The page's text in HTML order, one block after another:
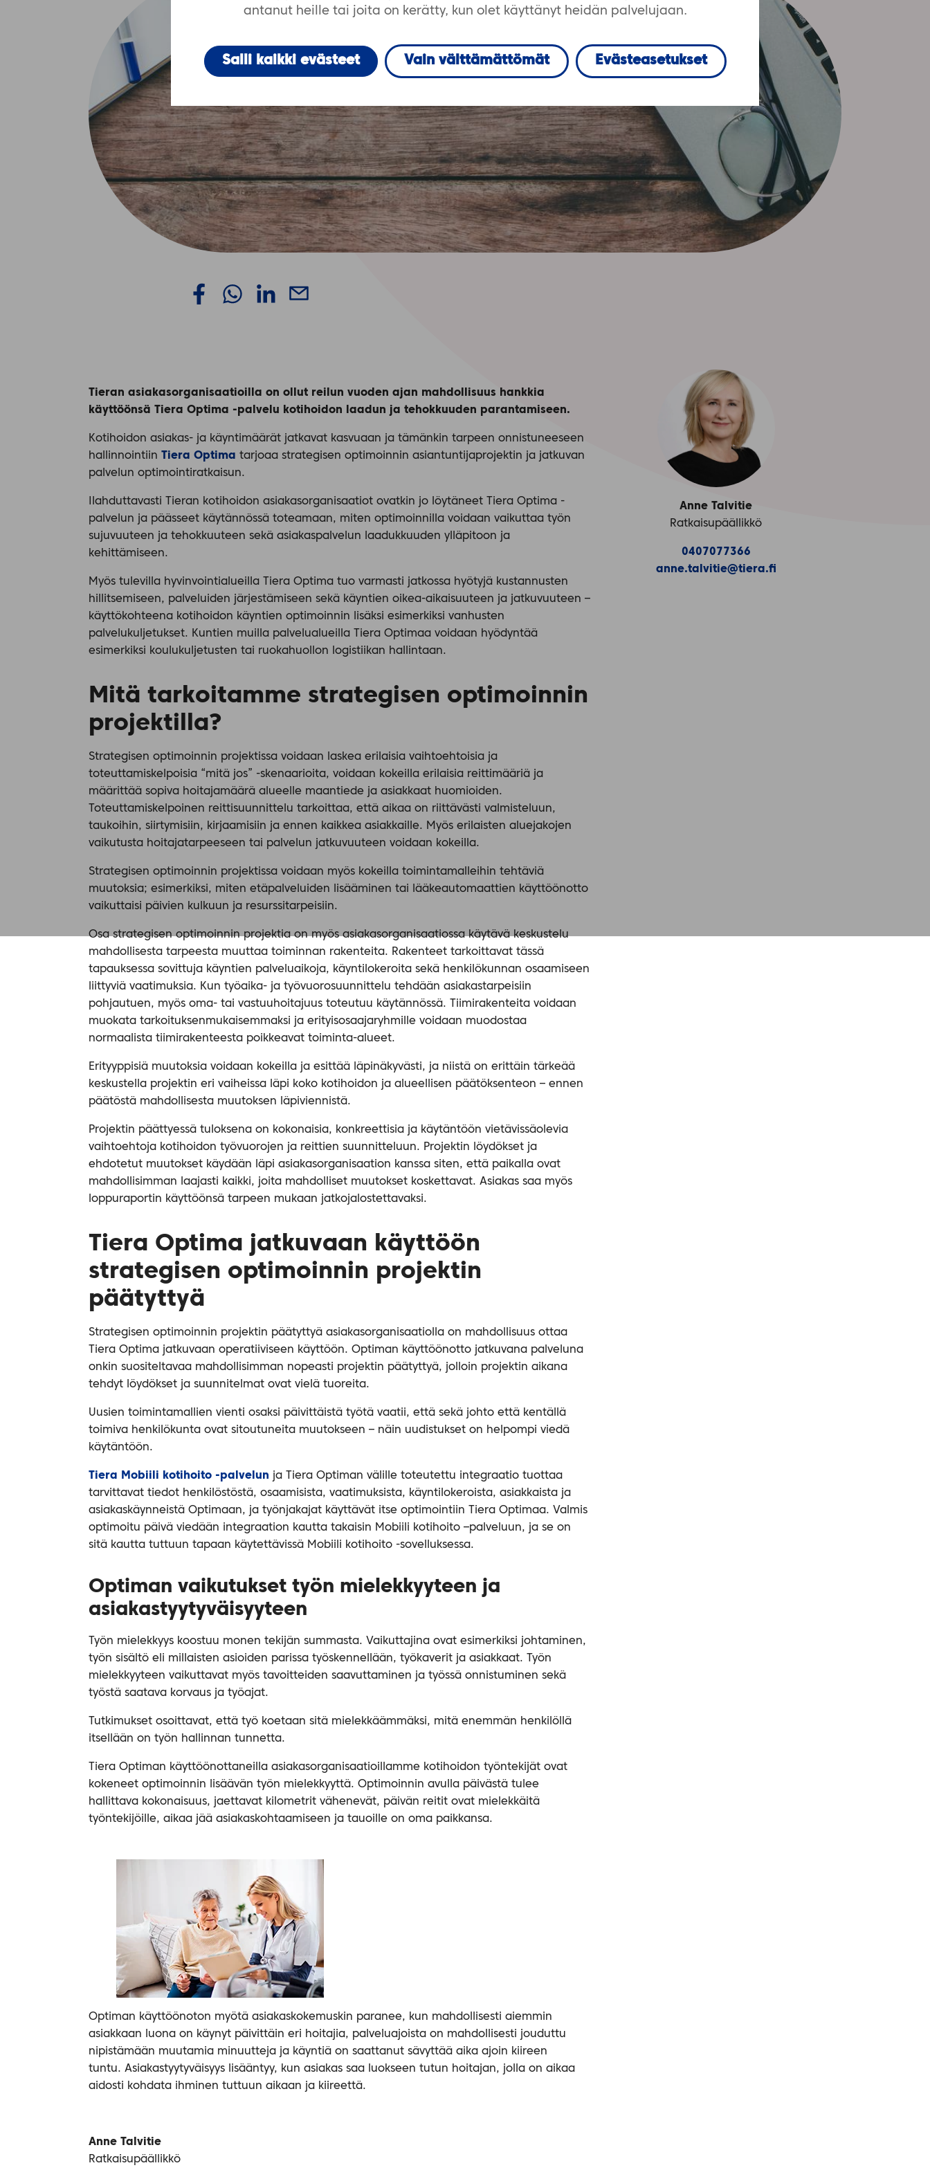
antanut heille tai joita on kerätty, kun olet käyttänyt heidän palvelujaan.
Salli kaikki evästeet Vain välttämättömät Evästeasetukset
Tieran asiakasorganisaatioilla on ollut reilun vuoden ajan mahdollisuus hankkia
käyttöönsä Tiera Optima -palvelu kotihoidon laadun ja tehokkuuden parantamiseen.
Kotihoidon asiakas- ja käyntimäärät jatkavat kasvuaan ja tämänkin tarpeen onnistuneeseen
hallinnointiin Tiera Optima tarjoaa strategisen optimoinnin asiantuntijaprojektin ja jatkuvan
palvelun optimointiratkaisun.
Ilahduttavasti Tieran kotihoidon asiakasorganisaatiot ovatkin jo löytäneet Tiera Optima -
palvelun ja päässeet käytännössä toteamaan, miten optimoinnilla voidaan vaikuttaa työn
sujuvuuteen ja tehokkuuteen sekä asiakaspalvelun laadukkuuden ylläpitoon ja
kehittämiseen.
Myös tulevilla hyvinvointialueilla Tiera Optima tuo varmasti jatkossa hyötyjä kustannusten
hillitsemiseen, palveluiden järjestämiseen sekä käyntien oikea-aikaisuuteen ja jatkuvuuteen –
käyttökohteena kotihoidon käyntien optimoinnin lisäksi esimerkiksi vanhusten
palvelukuljetukset. Kuntien muilla palvelualueilla Tiera Optimaa voidaan hyödyntää
esimerkiksi koulukuljetusten tai ruokahuollon logistiikan hallintaan.
Mitä tarkoitamme strategisen optimoinnin
projektilla?
Strategisen optimoinnin projektissa voidaan laskea erilaisia vaihtoehtoisia ja
toteuttamiskelpoisia “mitä jos” -skenaarioita, voidaan kokeilla erilaisia reittimääriä ja
määrittää sopiva hoitajamäärä alueelle maantiede ja asiakkaat huomioiden.
Toteuttamiskelpoinen reittisuunnittelu tarkoittaa, että aikaa on riittävästi valmisteluun,
taukoihin, siirtymisiin, kirjaamisiin ja ennen kaikkea asiakkaille. Myös erilaisten aluejakojen
vaikutusta hoitajatarpeeseen tai palvelun jatkuvuuteen voidaan kokeilla.
Strategisen optimoinnin projektissa voidaan myös kokeilla toimintamalleihin tehtäviä
muutoksia; esimerkiksi, miten etäpalveluiden lisääminen tai lääkeautomaattien käyttöönotto
vaikuttaisi päivien kulkuun ja resurssitarpeisiin.
Osa strategisen optimoinnin projektia on myös asiakasorganisaatiossa käytävä keskustelu
mahdollisesta tarpeesta muuttaa toiminnan rakenteita. Rakenteet tarkoittavat tässä
tapauksessa sovittuja käyntien palveluaikoja, käyntilokeroita sekä henkilökunnan osaamiseen
liittyviä vaatimuksia. Kun työaika- ja työvuorosuunnittelu tehdään asiakastarpeisiin
pohjautuen, myös oma- tai vastuuhoitajuus toteutuu käytännössä. Tiimirakenteita voidaan
muokata tarkoituksenmukaisemmaksi ja erityisosaajaryhmille voidaan muodostaa
normaalista tiimirakenteesta poikkeavat toiminta-alueet.
Erityyppisiä muutoksia voidaan kokeilla ja esittää läpinäkyvästi, ja niistä on erittäin tärkeää
keskustella projektin eri vaiheissa läpi koko kotihoidon ja alueellisen päätöksenteon – ennen
päätöstä mahdollisesta muutoksen läpiviennistä.
Projektin päättyessä tuloksena on kokonaisia, konkreettisia ja käytäntöön vietävissäolevia
vaihtoehtoja kotihoidon työvuorojen ja reittien suunnitteluun. Projektin löydökset ja
ehdotetut muutokset käydään läpi asiakasorganisaation kanssa siten, että paikalla ovat
mahdollisimman laajasti kaikki, joita mahdolliset muutokset koskettavat. Asiakas saa myös
loppuraportin käyttöönsä tarpeen mukaan jatkojalostettavaksi.
Tiera Optima jatkuvaan käyttöön
strategisen optimoinnin projektin
päätyttyä
Strategisen optimoinnin projektin päätyttyä asiakasorganisaatiolla on mahdollisuus ottaa
Tiera Optima jatkuvaan operatiiviseen käyttöön. Optiman käyttöönotto jatkuvana palveluna
onkin suositeltavaa mahdollisimman nopeasti projektin päätyttyä, jolloin projektin aikana
tehdyt löydökset ja suunnitelmat ovat vielä tuoreita.
Uusien toimintamallien vienti osaksi päivittäistä työtä vaatii, että sekä johto että kentällä
toimiva henkilökunta ovat sitoutuneita muutokseen – näin uudistukset on helpompi viedä
käytäntöön.
Tiera Mobiili kotihoito -palvelun ja Tiera Optiman välille toteutettu integraatio tuottaa
tarvittavat tiedot henkilöstöstä, osaamisista, vaatimuksista, käyntilokeroista, asiakkaista ja
asiakaskäynneistä Optimaan, ja työnjakajat käyttävät itse optimointiin Tiera Optimaa. Valmis
optimoitu päivä viedään integraation kautta takaisin Mobiili kotihoito –palveluun, ja se on
sitä kautta tuttuun tapaan käytettävissä Mobiili kotihoito -sovelluksessa.
Optiman vaikutukset työn mielekkyyteen ja
asiakastyytyväisyyteen
Työn mielekkyys koostuu monen tekijän summasta. Vaikuttajina ovat esimerkiksi johtaminen,
työn sisältö eli millaisten asioiden parissa työskennellään, työkaverit ja asiakkaat. Työn
mielekkyyteen vaikuttavat myös tavoitteiden saavuttaminen ja työssä onnistuminen sekä
työstä saatava korvaus ja työajat.
Tutkimukset osoittavat, että työ koetaan sitä mielekkäämmäksi, mitä enemmän henkilöllä
itsellään on työn hallinnan tunnetta.
Tiera Optiman käyttöönottaneilla asiakasorganisaatioillamme kotihoidon työntekijät ovat
kokeneet optimoinnin lisäävän työn mielekkyyttä. Optimoinnin avulla päivästä tulee
hallittava kokonaisuus, jaettavat kilometrit vähenevät, päivän reitit ovat mielekkäitä
työntekijöille, aikaa jää asiakaskohtaamiseen ja tauoille on oma paikkansa.
Optiman käyttöönoton myötä asiakaskokemuskin paranee, kun mahdollisesti aiemmin
asiakkaan luona on käynyt päivittäin eri hoitajia, palveluajoista on mahdollisesti jouduttu
nipistämään muutamia minuutteja ja käyntiä on saattanut sävyttää aika ajoin kiireen
tuntu. Asiakastyytyväisyys lisääntyy, kun asiakas saa luokseen tutun hoitajan, jolla on aikaa
aidosti kohdata ihminen tuttuun aikaan ja kiireettä.
Anne Talvitie
Ratkaisupäällikkö
Anne Talvitie
Ratkaisupäällikkö
0407077366
anne.talvitie@tiera.fi